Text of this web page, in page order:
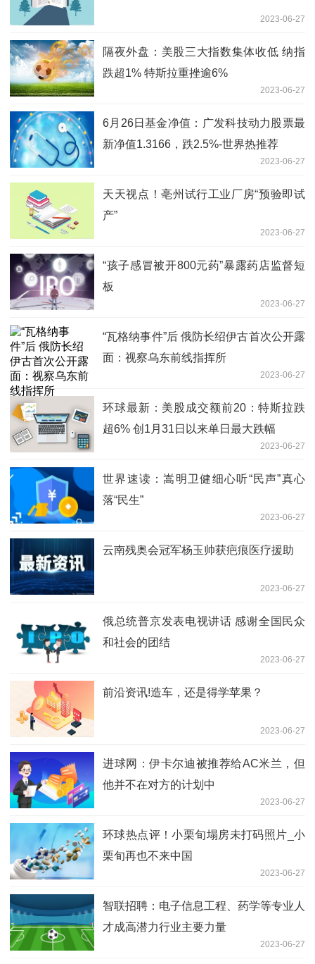
2023-06-27
隔夜外盘：美股三大指数集体收低 纳指
跌超1% 特斯拉重挫逾6%
2023-06-27
6月26日基金净值：广发科技动力股票最
新净值1.3166，跌2.5%-世界热推荐
2023-06-27
天天视点！亳州试行工业厂房“预验即试
产”
2023-06-27
“孩子感冒被开800元药”暴露药店监督短
板
2023-06-27
“瓦格纳事件”后 俄防长绍伊古首次公开露
面：视察乌东前线指挥所
2023-06-27
环球最新：美股成交额前20：特斯拉跌
超6% 创1月31日以来单日最大跌幅
2023-06-27
世界速读：嵩明卫健细心听“民声”真心
落“民生”
2023-06-27
云南残奥会冠军杨玉帅获疤痕医疗援助
2023-06-27
俄总统普京发表电视讲话 感谢全国民众
和社会的团结
2023-06-27
前沿资讯!造车，还是得学苹果？
2023-06-27
进球网：伊卡尔迪被推荐给AC米兰，但
他并不在对方的计划中
2023-06-27
环球热点评！小栗旬塌房未打码照片_小
栗旬再也不来中国
2023-06-27
智联招聘：电子信息工程、药学等专业人
才成高潜力行业主要力量
2023-06-27